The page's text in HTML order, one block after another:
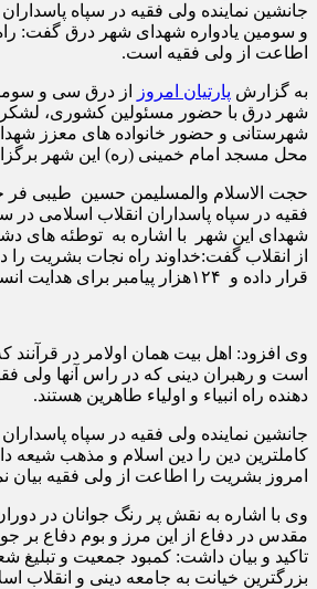
جانشین نماینده ولی فقیه در سپاه
و سومین یادواره شهدای شهر درق گفت:
اطاعت از ولی فقیه است.
به گزارش پارتیان امروز
شهر درق با حضور مسئولین کشوری،
شهرستانی و حضور خانواده های معزز
محل مسجد امام خمینی (ره) این شهر
حجت الاسلام والمسلیمن حسین طیبی فر
فقیه در سپاه پاسداران انقلاب اسلامی در
شهدای این شهر با اشاره به توطئه های
از انقلاب گفت:خداوند راه نجات بشریت را
قرار داده و ۱۲۴هزار پیامبر برای هدایت انسان ها مبعوث نمود.
وی افزود: اهل بیت همان اولامر در قرآنند
است و رهبران دینی که در راس آنها ولی
دهنده راه انبیاء و اولیاء طاهرین هستند.
جانشین نماینده ولی فقیه در سپاه
کاملترین دین را دین اسلام و مذهب شیعه
امروز بشریت را اطاعت از ولی فقیه بیان
وی با اشاره به نقش پر رنگ جوانان در
مقدس در دفاع از این مرز و بوم دفاع بر
تاکید و بیان داشت: کمبود جمعیت و تبلیغ
بزرگترین خیانت به جامعه دینی و انقلاب